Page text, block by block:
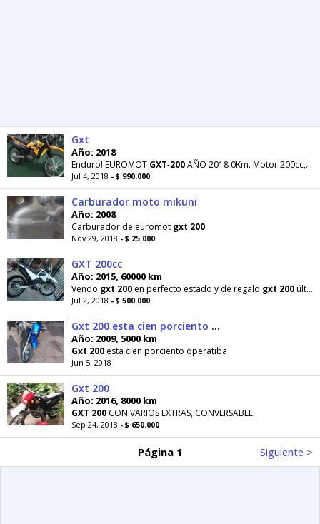
Gxt
Año: 2018
Enduro! EUROMOT GXT-200AÑO 2018 0Km. Motor 200cc, 5 velocidades, carburada, refrigerada por aire
Jul 4, 2018 - $ 990.000
Carburador moto mikuni
Año: 2008
Carburador de euromot gxt 200
Nov 29, 2018 - $ 25.000
GXT 200cc
Año: 2015, 60000 km
Vendo gxt 200 en perfecto estado y de regalo gxt 200últimas 3 fotos que utilizaba para el desarme
Jul 2, 2018 - $ 500.000
Gxt 200 esta cien porciento operatiba
Año: 2009, 5000 km
Gxt 200 esta cien porciento operatiba
Jun 5, 2018
Gxt 200
Año: 2016, 8000 km
GXT 200 CON VARIOS EXTRAS, CONVERSABLE
Sep 24, 2018 - $ 650.000
Página 1 Siguiente >